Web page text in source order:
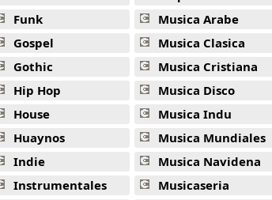
Funk
Gospel
Gothic
Hip Hop
House
Huaynos
Indie
Instrumentales
Musica Arabe
Musica Clasica
Musica Cristiana
Musica Disco
Musica Indu
Musica Mundiales
Musica Navidena
Musicaseria